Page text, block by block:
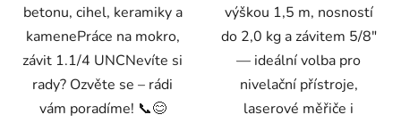
betonu, cihel, keramiky a
kamenePráce na mokro,
závit 1.1/4 UNCNevíte si
rady? Ozvěte se – rádi
vám poradíme! 📞😊
výškou 1,5 m, nosností
do 2,0 kg a závitem 5/8"
— ideální volba pro
nivelační přístroje,
laserové měřiče i